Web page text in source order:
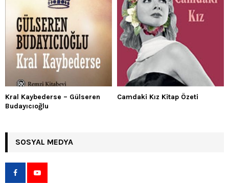
Kral Kaybederse – Gülseren
Budayıcıoğlu
Camdaki Kız Kitap Özeti
SOSYAL MEDYA